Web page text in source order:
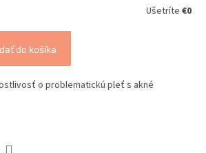
Ušetríte €0
do košíka
o problematickú pleť s akné